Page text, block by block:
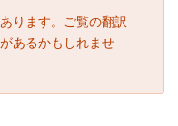
ります。ご覧の翻訳
あるかもしれませ